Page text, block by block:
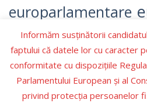
europarlamentare
Germania Hamas
Marcel Ciolacu NATO OMS
parlamentul
Informăm susținătorii
faptului că datele lor cu caracter
conformitate cu dispozițiile
Parlamentului European şi al
privind protecţia persoanelor